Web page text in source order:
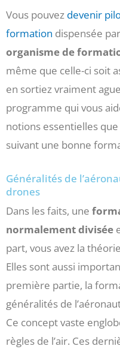
Vous pouvez devenir
formation dispensée
organisme de
même que celle-ci soit
en sortiez vraiment
programme qui vous
notions essentielles
suivant une bonne
Généralités de
drones
Dans les faits, une
normalement divisée
part, vous avez la
Elles sont aussi
première partie, la
généralités de
Ce concept vaste
règles de l’air. Ces